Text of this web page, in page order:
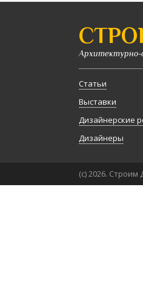
Статьи
Выставки
Дизайнерские
Дизайнеры
(с) 2026. Строим